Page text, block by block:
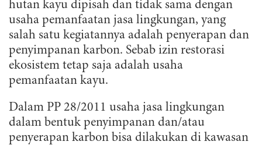
hutan kayu dipisah dan tidak sama dengan
usaha pemanfaatan jasa lingkungan, yang
salah satu kegiatannya adalah penyerapan dan
penyimpanan karbon. Sebab izin restorasi
ekosistem tetap saja adalah usaha
pemanfaatan kayu.
Dalam PP 28/2011 usaha jasa lingkungan
dalam bentuk penyimpanan dan/atau
penyerapan karbon bisa dilakukan di kawasan